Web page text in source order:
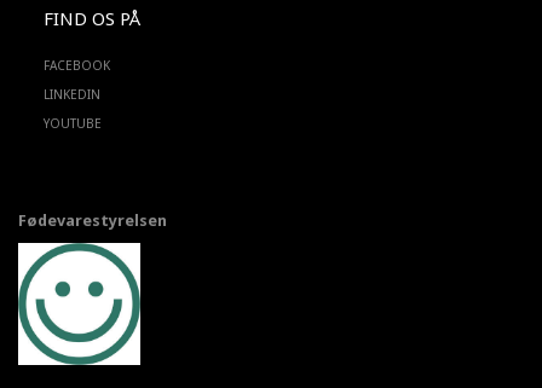
FIND OS PÅ
FACEBOOK
LINKEDIN
YOUTUBE
Fødevarestyrelsen